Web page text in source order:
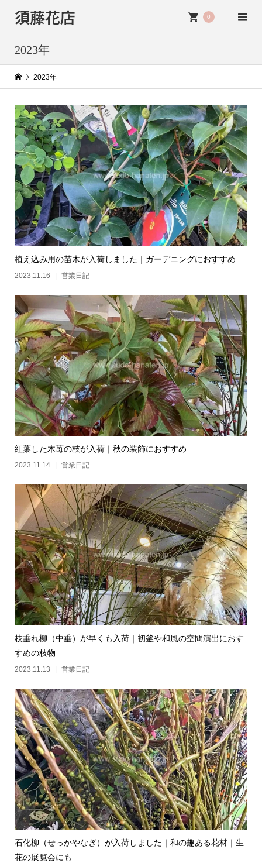
須藤花店 0
2023年
2023年
植え込み用の苗木が入荷しました｜ガーデニングにおすすめ
2023.11.16 営業日記
紅葉した木苺の枝が入荷｜秋の装飾におすすめ
2023.11.14 営業日記
枝垂れ柳（中垂）が早くも入荷｜初釜や和風の空間演出におす
すめの枝物
2023.11.13 営業日記
石化柳（せっかやなぎ）が入荷しました｜和の趣ある花材｜生
花の展覧会にも